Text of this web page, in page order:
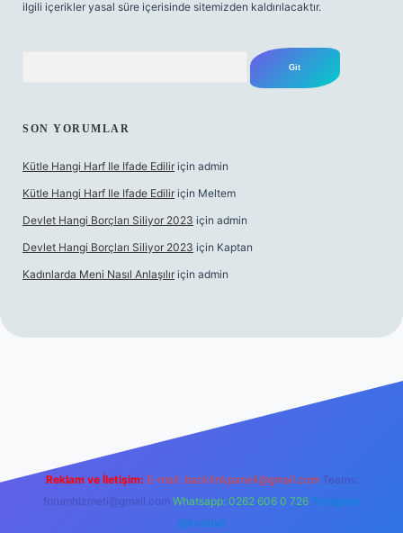
ilgili içerikler yasal süre içerisinde sitemizden kaldırılacaktır.
SON YORUMLAR
Kütle Hangi Harf Ile Ifade Edilir için admin
Kütle Hangi Harf Ile Ifade Edilir için Meltem
Devlet Hangi Borçları Siliyor 2023 için admin
Devlet Hangi Borçları Siliyor 2023 için Kaptan
Kadınlarda Meni Nasıl Anlaşılır için admin
Betexper giriş adresi
Reklam ve İletişim: E-mail: backlinkpaneli@gmail.com Teams:
forumhizmeti@gmail.com Whatsapp: 0262 606 0 726 Telegram:
@karabul